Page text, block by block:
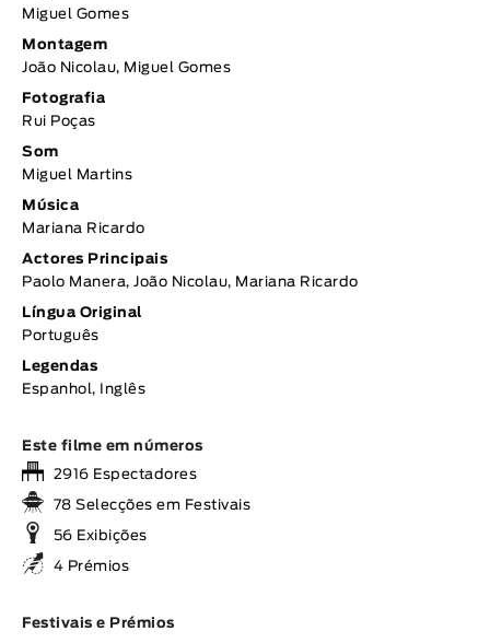
Miguel Gomes
Montagem
João Nicolau, Miguel Gomes
Fotografia
Rui Poças
Som
Miguel Martins
Música
Mariana Ricardo
Actores Principais
Paolo Manera, João Nicolau, Mariana Ricardo
Língua Original
Português
Legendas
Espanhol, Inglês
Este filme em números
2916 Espectadores
78 Selecções em Festivais
56 Exibições
4 Prémios
Festivais e Prémios